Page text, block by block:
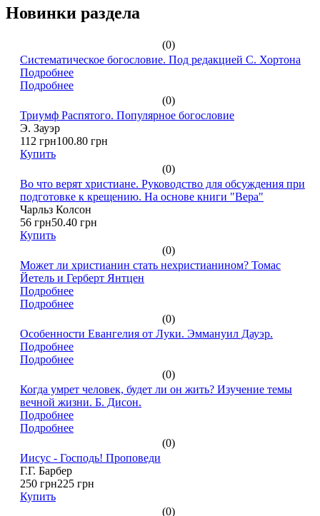
Новинки раздела
(0)
Систематическое богословие. Под редакцией С. Хортона
Подробнее
Подробнее
(0)
Триумф Распятого. Популярное богословие
Э. Зауэр
112 грн100.80 грн
Купить
(0)
Во что верят христиане. Руководство для обсуждения при
подготовке к крещению. На основе книги "Вера"
Чарльз Колсон
56 грн50.40 грн
Купить
(0)
Может ли христианин стать нехристианином? Томас
Йетель и Герберт Янтцен
Подробнее
Подробнее
(0)
Особенности Евангелия от Луки. Эммануил Дауэр.
Подробнее
Подробнее
(0)
Когда умрет человек, будет ли он жить? Изучение темы
вечной жизни. Б. Дисон.
Подробнее
Подробнее
(0)
Иисус - Господь! Проповеди
Г.Г. Барбер
250 грн225 грн
Купить
(0)